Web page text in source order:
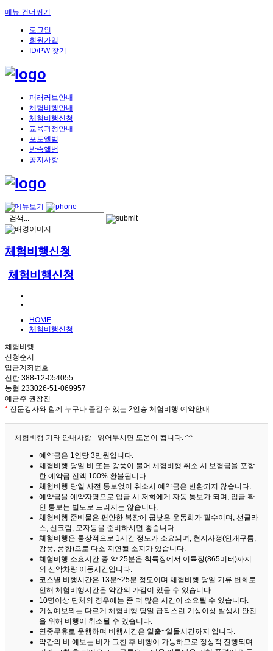
메뉴 건너뛰기
로그인
회원가입
ID/PW 찾기
패러러브안내
체험비행안내
체험비행신청
교육과정안내
포토앨범
방송앨범
공지사항
체험비행신청
체험비행신청
HOME
체험비행신청
체험비행
신청순서
입금계좌번호
신한 388-12-054055
농협 233026-51-069957
예금주 권창진
* 전문강사와 함께 누구나 즐길수 있는 2인승 체험비행 예약안내
체험비행 기타 안내사항 - 읽어두시면 도움이 됩니다. ^^
예약금은 1인당 3만원입니다.
체험비행 당일 비 또는 강풍이 불어 체험비행 취소 시 보험금을 포함
한 예약금 전액 100% 환불됩니다.
체험비행 당일 사전 통보없이 취소시 예약금은 반환되지 않습니다.
예약금을 예약자명으로 입금 시 저희에게 자동 통보가 되며, 입금 확
인 통보는 별도로 드리지는 않습니다.
체험비행 준비물은 편안한 복장에 굽낮은 운동화가 필수이며, 선글라
스, 선크림, 모자등을 준비하시면 좋습니다.
체험비행은 통상적으로 1시간 정도가 소요되며, 현지사정(안개구름,
강풍, 풍향)으로 다소 지연될 소지가 있습니다.
체험비행 소요시간 중 약 25분은 착륙장에서 이륙장(865미터)까지
의 산악차량 이동시간입니다.
코스별 비행시간은 13분~25분 정도이며 체험비행 당일 기류 변화로
인해 체험비행시간은 약간의 가감이 있을 수 있습니다.
10명이상 단체의 경우에는 좀 더 많은 시간이 소요될 수 있습니다.
기상예보와는 다르게 체험비행 당일 급작스런 기상이상 발생시 안전
을 위해 비행이 취소될 수 있습니다.
연중무휴로 운행하며 비행시간은 일출~일몰시간까지 입니다.
약간의 비 예보는 비가 그친 후 비행이 가능하므로 정상적 진행되며